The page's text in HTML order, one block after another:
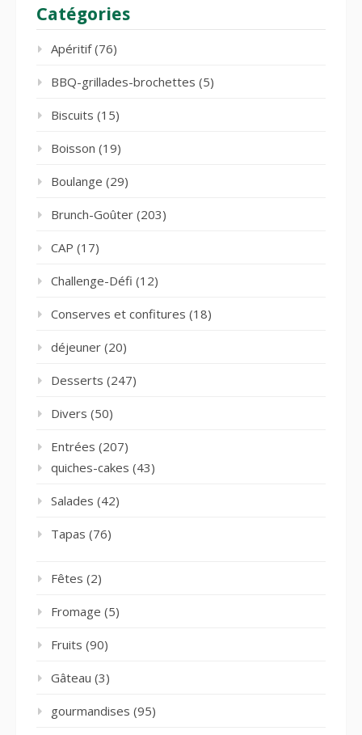
Catégories
Apéritif(76)
BBQ-grillades-brochettes (5)
Biscuits (15)
Boisson (19)
Boulange (29)
Brunch-Goûter (203)
CAP (17)
Challenge-Défi (12)
Conserves et confitures (18)
déjeuner (20)
Desserts (247)
Divers (50)
Entrées (207)
quiches-cakes (43)
Salades (42)
Tapas (76)
Fêtes (2)
Fromage (5)
Fruits (90)
Gâteau (3)
gourmandises (95)